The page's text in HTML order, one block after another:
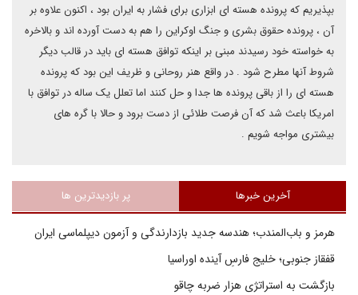
بپذیریم که پرونده هسته ای ابزاری برای فشار به ایران بود ، اکنون علاوه بر
آن ، پرونده حقوق بشری و جنگ اوکراین را هم به دست آورده اند و بالاخره
به خواسته خود رسیدند مبنی بر اینکه توافق هسته ای باید در قالب دیگر
شروط آنها مطرح شود . در واقع هنر روحانی و ظریف این بود که پرونده
هسته ای را از باقی پرونده ها جدا و حل کنند اما تعلل یک ساله در توافق با
امریکا باعث شد که آن فرصت طلائی از دست برود و حالا با گره های
بیشتری مواجه شویم .
آخرین خبرها پر بازدیدترین ها
هرمز و باب‌المندب؛ هندسه جدید بازدارندگی و آزمون دیپلماسی ایران
قفقاز جنوبی؛ خلیج فارسِ آینده اوراسیا
بازگشت به استراتژی هزار ضربه چاقو